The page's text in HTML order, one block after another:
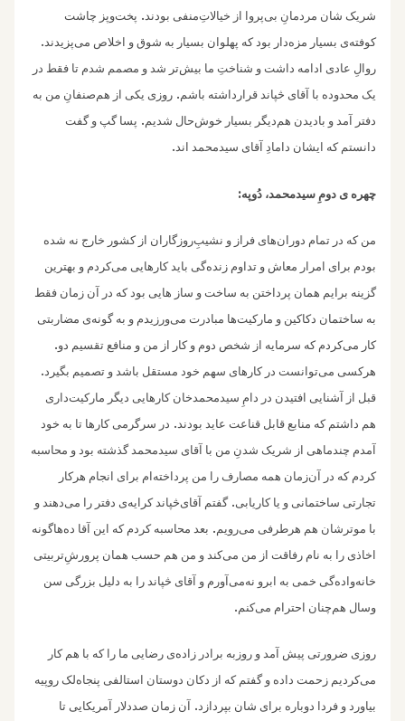
شریک شان مردمانِ بی‌پروا از خیالاتِ‌منفی بودند. پخت‌وپز چاشت
کوفته‌ی بسیار مزه‌دار بود که پهلوان بسیار به شوق و اخلاص می‌پزیدند.
روالِ عادی ادامه داشت و شناختِ ما بیش‌تر شد و مصمم شدم تا فقط در
یک محدوده با آقای څپاند قرارداشته باشم. روزی یکی از هم‌صنفانِ من به
دفتر آمد و‌ بادیدن هم‌دیگر بسیار خوش‌حال شدیم. پسا گپ ‌و گفت
دانستم که‌ ایشان دامادِ آقای سیدمحمد اند.
چهره ی دومِ سید‌محمد، دُوپه:
من که در تمام دوران‌های فراز و‌ نشیبِ‌روزگاران از کشور خارج نه شده
بودم برای امرار معاش و تداوم زنده‌گی باید کارهایی می‌کردم و بهترین
گزینه برایم همان پرداختن به ساخت و ساز هایی بود که در آن زمان فقط
به ساختمان دکاکین و‌ مارکیت‌ها مبادرت می‌ورزیدم و به گونه‌ی مضاربتی
کار می‌کردم که سرمایه از شخص دوم و کار از من و منافع تقسیم دو.
هرکسی می‌توانست در کارهای سهم خود مستقل باشد و‌ تصمیم بگیرد .
قبل از آشنایی ‌‌افتیدن در دامِ سیدمحمدخان کارهایی دیگر مارکیت‌داری
هم داشتم که منابع قابل قناعت عاید بودند . در سرگرمی کارها تا به خود
آمدم چندماهی از شریک شدنِ من با آقای سیدمحمد گذشته بود و محاسبه
کردم که در آن‌زمان همه‌ مصارف را من پرداخته‌ام برای انجام هرکار
تجارتی ساختمانی و یا کاریابی.گفتم آقای‌څپاند کرایه‌ی دفتر را می‌دهند و
با موتر‌شان هم هرطرفی می‌رویم . بعد محاسبه کردم که این آقا ده‌هاگونه
اخاذی را به نام رفاقت از من می‌کند و من هم حسب همان پرورشِ‌تربیتی
خانه‌واد‌ه‌گی خمی به ابرو نه‌‌می‌آورم و آقای څپاند را به دلیل بزرگی سن
و‌‌سال هم‌چنان احترام می‌کنم .
روز‌ی ضرورتی پیش آمد ‌و روزبه برادر زاده‌ی رضایی ما را که با هم کار
می‌کردیم زحمت داده ‌و گفتم که از دکان دوستان استالفی پنجاه‌لک‌‌ روپیه
بیاورد و فردا دوباره برای شان بپردازد.
آن زمان صددلار آمریکایی تا